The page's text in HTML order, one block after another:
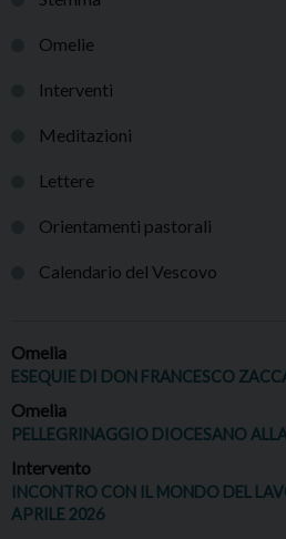
Omelie
Interventi
Meditazioni
Lettere
Orientamenti pastorali
Calendario del Vescovo
Omelia
ESEQUIE DI DON FRANCESCO
Omelia
PELLEGRINAGGIO DIOCESANO
Intervento
INCONTRO CON IL MONDO DEL
APRILE 2026